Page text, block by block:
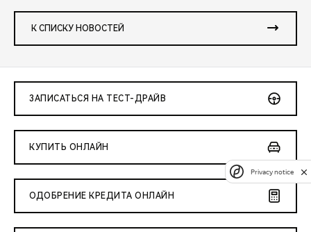
К СПИСКУ НОВОСТЕЙ
ЗАПИСАТЬСЯ НА ТЕСТ-ДРАЙВ
КУПИТЬ ОНЛАЙН
ОДОБРЕНИЕ КРЕДИТА ОНЛАЙН
Privacy notice